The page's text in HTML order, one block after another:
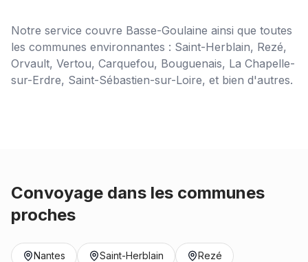
Notre service couvre Basse-Goulaine ainsi que toutes
les communes environnantes : Saint-Herblain, Rezé,
Orvault, Vertou, Carquefou, Bouguenais, La Chapelle-
sur-Erdre, Saint-Sébastien-sur-Loire, et bien d'autres.
Convoyage dans les communes
proches
Nantes Saint-Herblain Rezé